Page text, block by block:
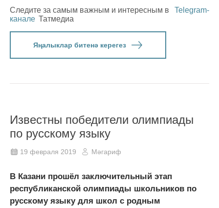
Следите за самым важным и интересным в
Telegram-
канале Татмедиа
Яңалыклар битенә керегез
Известны победители олимпиады
по русскому языку
19 февраля 2019 Мәгариф
В Казани прошёл заключительный этап
республиканской олимпиады школьников по
русскому языку для школ с родным